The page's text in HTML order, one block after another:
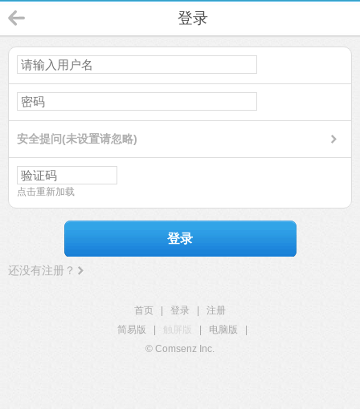
登录
安全提问(未设置请忽略)
点击重新加载
登录
还没有注册？
首页 登录
注册
简易版
触屏版 电脑版
© Comsenz Inc.